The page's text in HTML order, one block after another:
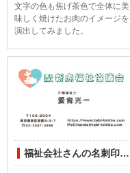
文字の色も焦げ茶色で全体に美
味しく焼けたお肉のイメージを
演出してみました。
福祉会社さんの名刺印刷デザインしてみました